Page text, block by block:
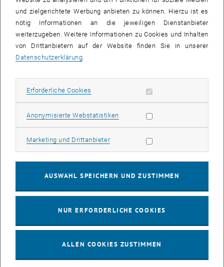
Subseiten von
Subseiten von
Subseiten von
Aktuelles
Science Week 2025 am 14.10.2025
Im Rahmen der Science Week 2025 des Karlsruher Institut für
Technologie eröffnet Sabine Knierbein mit ihrer Keynote
und zielgerichtete Werbung anbieten zu können. Hierzu ist es
nötig Informationen an die jeweiligen Dienstanbieter
weiterzugeben. Weitere Informationen zu Cookies und Inhalten
von Drittanbietern auf der Website finden Sie in unserer
Datenschutzerklärung
Erforderliche Cookies Erforderliche Cookies zulassen
Anonymisierte WebstatistikenStatistik Cookies zulassen
Marketing und DrittanbieterMarketing Cookies zulassen
AUSWAHL SPEICHERN UND ZUSTIMMEN
NUR ERFORDERLICHE COOKIES
ALLEN COOKIES ZUSTIMMEN